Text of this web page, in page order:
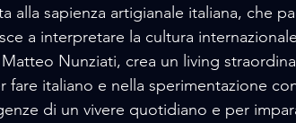
alla sapienza artigianale italiana, che
a interpretare la cultura
Nunziati, crea un living
fare italiano e nella sperimentazione
di un vivere quotidiano e per